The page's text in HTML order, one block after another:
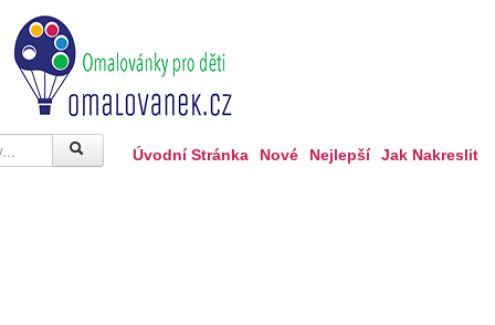
Úvodní Stránka Nové Nejlepší Jak Nakreslit